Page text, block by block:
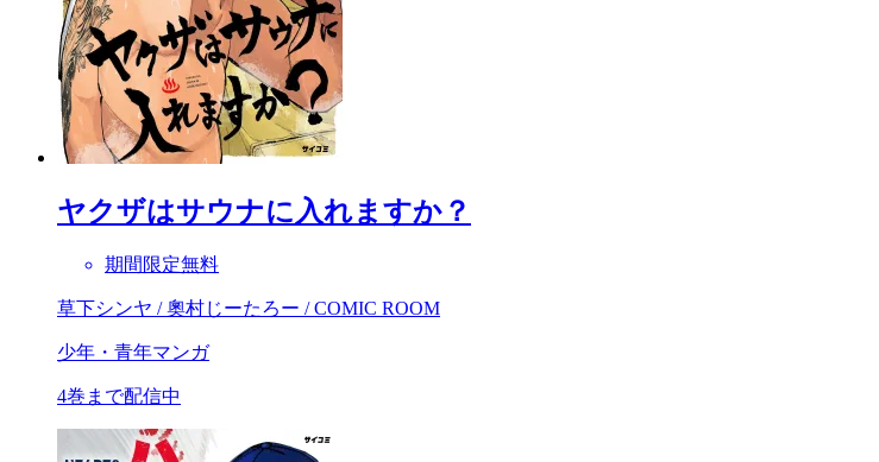
ヤクザはサウナに入れますか？
期間限定無料
草下シンヤ / 奧村じーたろー / COMIC ROOM
少年・青年マンガ
4巻まで配信中